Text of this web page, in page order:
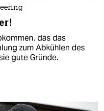
das das
zum Abkühlen des
gute Gründe.